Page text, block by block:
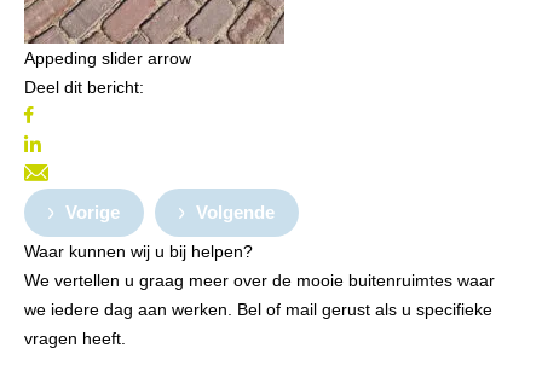
Appeding slider arrow
Deel dit bericht:
Vorige Volgende
Waar kunnen wij u bij helpen?
We vertellen u graag meer over de mooie buitenruimtes waar
we iedere dag aan werken. Bel of mail gerust als u specifieke
vragen heeft.